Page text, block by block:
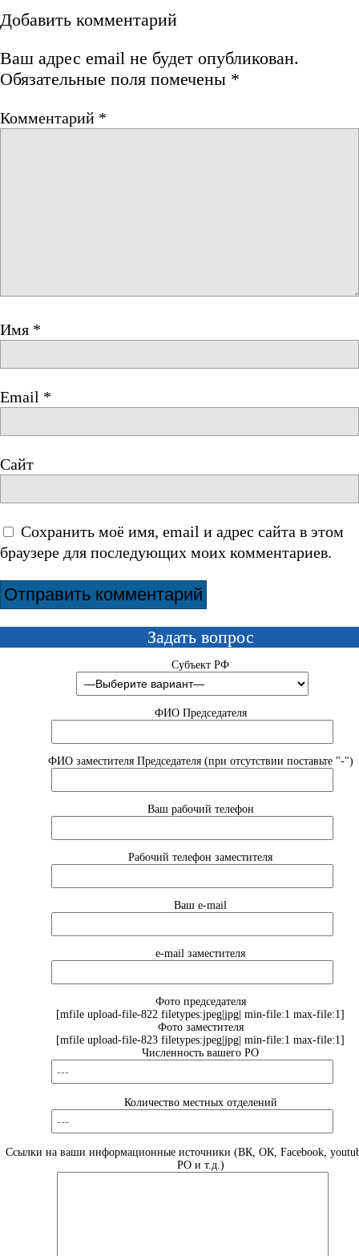
Добавить комментарий
Ваш адрес email не будет опубликован.
Обязательные поля помечены *
Комментарий *
Имя *
Email *
Сайт
Сохранить моё имя, email и адрес сайта в этом
браузере для последующих моих комментариев.
Задать вопрос
Субъект РФ
ФИО Председателя
ФИО заместителя Председателя (при отсутствии поставьте "-")
Ваш рабочий телефон
Рабочий телефон заместителя
Ваш e-mail
e-mail заместителя
Фото председателя
[mfile upload-file-822 filetypes:jpeg|jpg| min-file:1 max-file:1]
Фото заместителя
[mfile upload-file-823 filetypes:jpeg|jpg| min-file:1 max-file:1]
Численность вашего РО
Количество местных отделений
Ссылки на ваши информационные источники (ВК, ОК, Facebook,
РО и т.д.)